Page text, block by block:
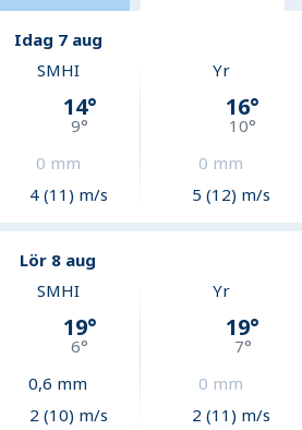
Idag 7 aug
SMHI
14°
9°
0 mm
4 (11) m/s
Yr
16°
10°
0 mm
5 (12) m/s
Lör 8 aug
SMHI
19°
6°
0,6 mm
2 (10) m/s
Yr
19°
7°
0 mm
2 (11) m/s